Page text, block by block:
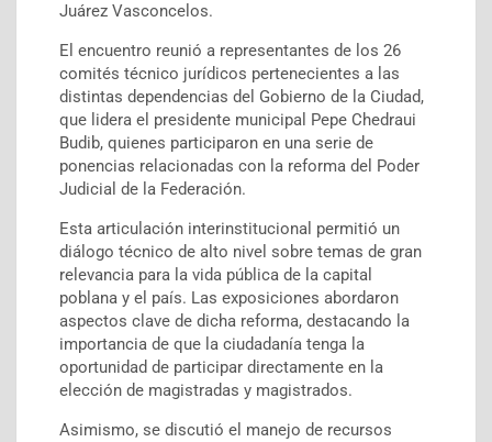
Juárez Vasconcelos.
El encuentro reunió a representantes de los 26
comités técnico jurídicos pertenecientes a las
distintas dependencias del Gobierno de la Ciudad,
que lidera el presidente municipal Pepe Chedraui
Budib, quienes participaron en una serie de
ponencias relacionadas con la reforma del Poder
Judicial de la Federación.
Esta articulación interinstitucional permitió un
diálogo técnico de alto nivel sobre temas de gran
relevancia para la vida pública de la capital
poblana y el país. Las exposiciones abordaron
aspectos clave de dicha reforma, destacando la
importancia de que la ciudadanía tenga la
oportunidad de participar directamente en la
elección de magistradas y magistrados.
Asimismo, se discutió el manejo de recursos